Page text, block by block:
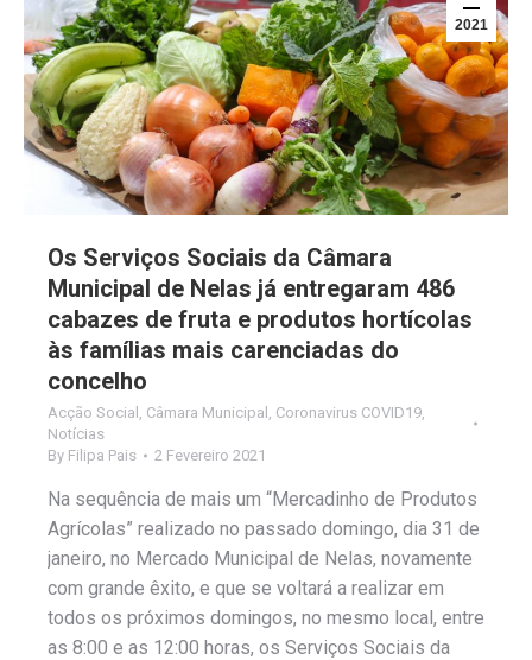
2021
Os Serviços Sociais da Câmara
Municipal de Nelas já entregaram 486
cabazes de fruta e produtos hortícolas
às famílias mais carenciadas do
concelho
Acção Social Câmara Municipal Coronavirus COVID19
Notícias
By Filipa Pais 2 Fevereiro 2021
Na sequência de mais um “Mercadinho de Produtos
Agrícolas” realizado no passado domingo, dia 31 de
janeiro, no Mercado Municipal de Nelas, novamente
com grande êxito, e que se voltará a realizar em
todos os próximos domingos, no mesmo local, entre
as 8:00 e as 12:00 horas, os Serviços Sociais da